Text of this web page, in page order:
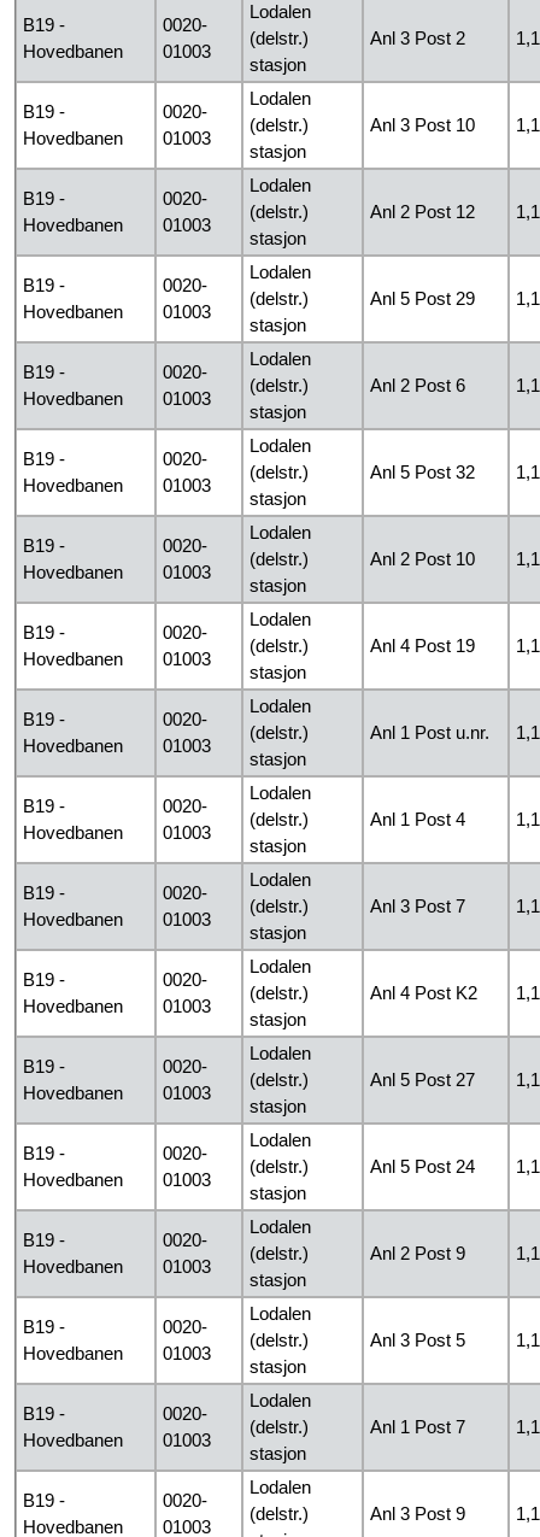
B19 -
Hovedbanen
0020-
01003
Lodalen
(delstr.)
stasjon
Anl 3 Post 2
B19 -
Hovedbanen
0020-
01003
Lodalen
(delstr.)
stasjon
Anl 3 Post 10
B19 -
Hovedbanen
0020-
01003
Lodalen
(delstr.)
stasjon
Anl 2 Post 12
B19 -
Hovedbanen
0020-
01003
Lodalen
(delstr.)
stasjon
Anl 5 Post 29
B19 -
Hovedbanen
0020-
01003
Lodalen
(delstr.)
stasjon
Anl 2 Post 6
B19 -
Hovedbanen
0020-
01003
Lodalen
(delstr.)
stasjon
Anl 5 Post 32
B19 -
Hovedbanen
0020-
01003
Lodalen
(delstr.)
stasjon
Anl 2 Post 10
B19 -
Hovedbanen
0020-
01003
Lodalen
(delstr.)
stasjon
Anl 4 Post 19
B19 -
Hovedbanen
0020-
01003
Lodalen
(delstr.)
stasjon
Anl 1 Post u.nr.
B19 -
Hovedbanen
0020-
01003
Lodalen
(delstr.)
stasjon
Anl 1 Post 4
B19 -
Hovedbanen
0020-
01003
Lodalen
(delstr.)
stasjon
Anl 3 Post 7
B19 -
Hovedbanen
0020-
01003
Lodalen
(delstr.)
stasjon
Anl 4 Post K2
B19 -
Hovedbanen
0020-
01003
Lodalen
(delstr.)
stasjon
Anl 5 Post 27
B19 -
Hovedbanen
0020-
01003
Lodalen
(delstr.)
stasjon
Anl 5 Post 24
B19 -
Hovedbanen
0020-
01003
Lodalen
(delstr.)
stasjon
Anl 2 Post 9
B19 -
Hovedbanen
0020-
01003
Lodalen
(delstr.)
stasjon
Anl 3 Post 5
B19 -
Hovedbanen
0020-
01003
Lodalen
(delstr.)
stasjon
Anl 1 Post 7
B19 -
Hovedbanen
0020-
01003
Lodalen
(delstr.)
Anl 3 Post 9